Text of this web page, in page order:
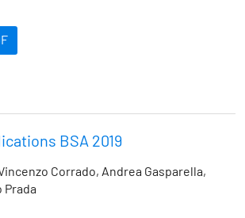
BSA 2019
Corrado, Andrea Gasparella,
Prada